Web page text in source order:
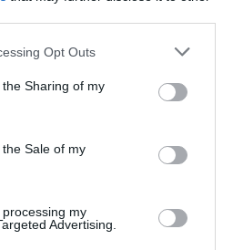
Opt Outs
Sharing of my
Sale of my
my
Advertising.